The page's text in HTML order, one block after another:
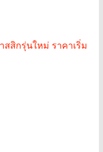
สสิกรุ่นใหม่ ราคาเริ่ม